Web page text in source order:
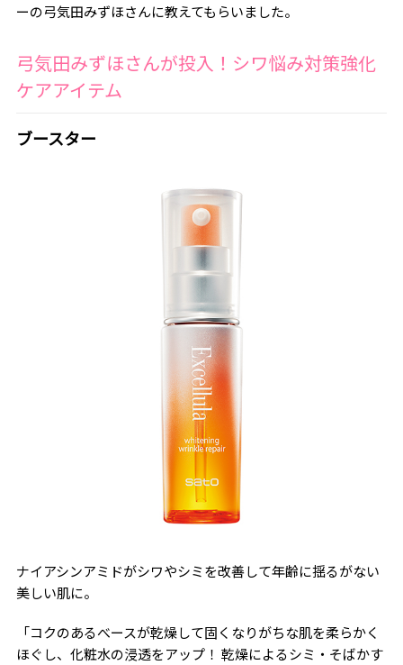
ーの弓気田みずほさんに教えてもらいました。
弓気田みずほさんが投入！シワ悩み対策強化
ケアアイテム
ブースター
ナイアシンアミドがシワやシミを改善して年齢に揺るがない
美しい肌に。
「コクのあるべースが乾燥して固くなりがちな肌を柔らかく
ほぐし、化粧水の浸透をアップ！ 乾燥によるシミ・そばかす